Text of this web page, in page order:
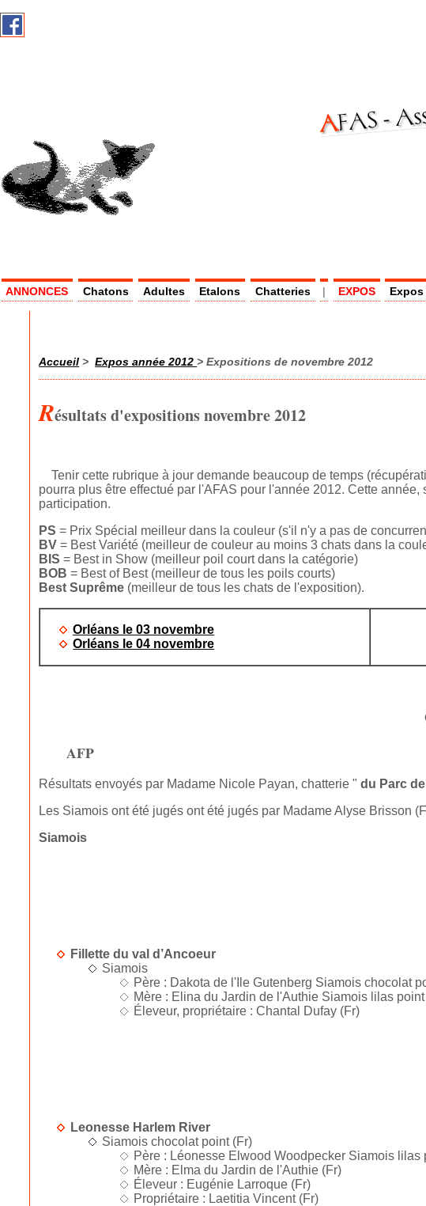
AF
AS -
ANNONCES Chatons Adultes Etalons Chatteries | EXPOS Expos
Accueil >Expos année 2012> Expositions de novembre 2012
Résultats d'expositions novembre 2012
Tenir cette rubrique à jour demande beaucoup de temps
pourra plus être effectué par l'AFAS pour l'année 2012. Cette
participation.
PS = Prix Spécial meilleur dans la couleur (s'il n'y a pas de
BV = Best Variété (meilleur de couleur au moins 3 chats dans la
BIS = Best in Show (meilleur poil court dans la catégorie)
BOB = Best of Best (meilleur de tous les poils courts)
Best Suprême (meilleur de tous les chats de l'exposition).
Orléans le 03 novembre
Orléans le 04 novembre
AFP
Résultats envoyés par Madame Nicole Payan, chatterie " du Parc
Les Siamois ont été jugés ont été jugés par Madame Alyse Brisson
Siamois
Fillette du val d’Ancoeur
Siamois
Père : Dakota de l'Ile Gutenberg Siamois chocolat
Mère : Elina du Jardin de l'Authie Siamois lilas
Éleveur, propriétaire : Chantal Dufay (Fr)
Leonesse Harlem River
Siamois chocolat point (Fr)
Père : Léonesse Elwood Woodpecker Siamois lilas
Mère : Elma du Jardin de l'Authie (Fr)
Éleveur : Eugénie Larroque (Fr)
Propriétaire : Laetitia Vincent (Fr)